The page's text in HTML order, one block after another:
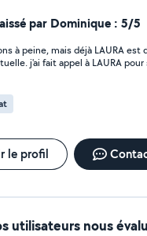
flexibles . Je peux aussi être
garder vos animaux (
de
les félins.
par Dominique : 5/5
à peine, mais déjà LAURA est
j'ai fait appel à LAURA
le profil
utilisateurs nous